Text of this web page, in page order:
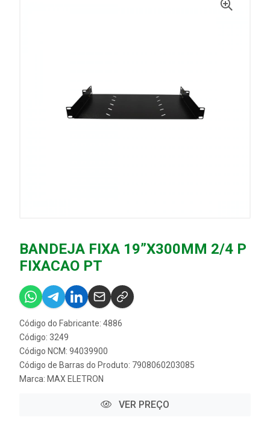
BANDEJA FIXA 19”X300MM 2/4 P
FIXACAO PT
Código do Fabricante: 4886
Código: 3249
Código NCM: 94039900
Código de Barras do Produto: 7908060203085
Marca: MAX ELETRON
VER PREÇO